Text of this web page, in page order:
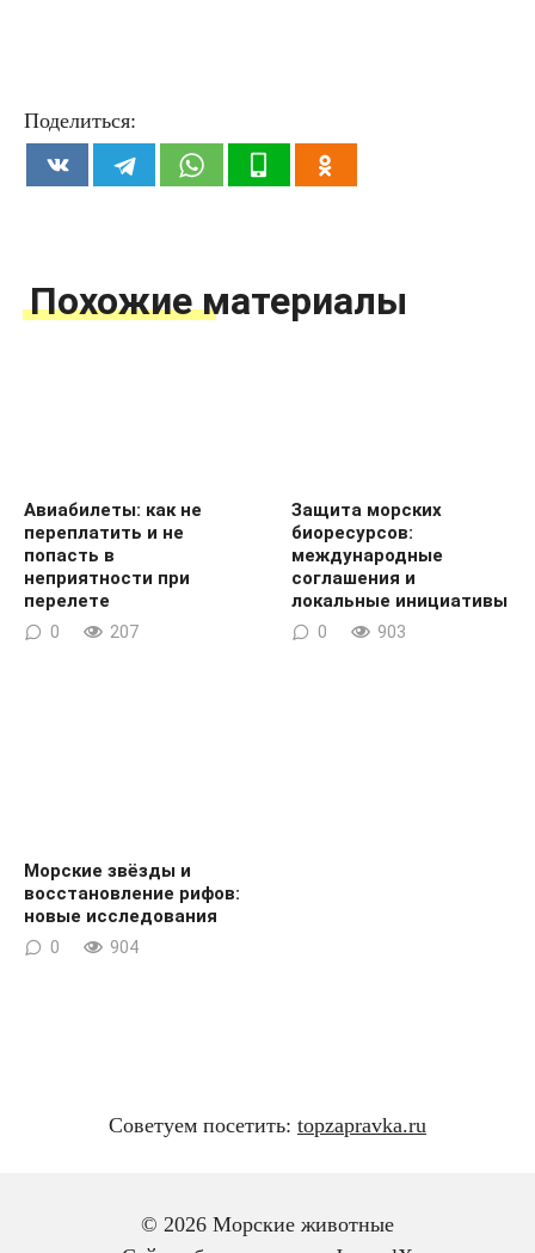
Поделиться:
Похожие материалы
Авиабилеты: как не
переплатить и не
попасть в
неприятности при
перелете
0 207
Защита морских
биоресурсов:
международные
соглашения и
локальные инициативы
0 903
Морские звёзды и
восстановление рифов:
новые исследования
0 904
© 2026 Морские животные
Советуем посетить: topzapravka.ru